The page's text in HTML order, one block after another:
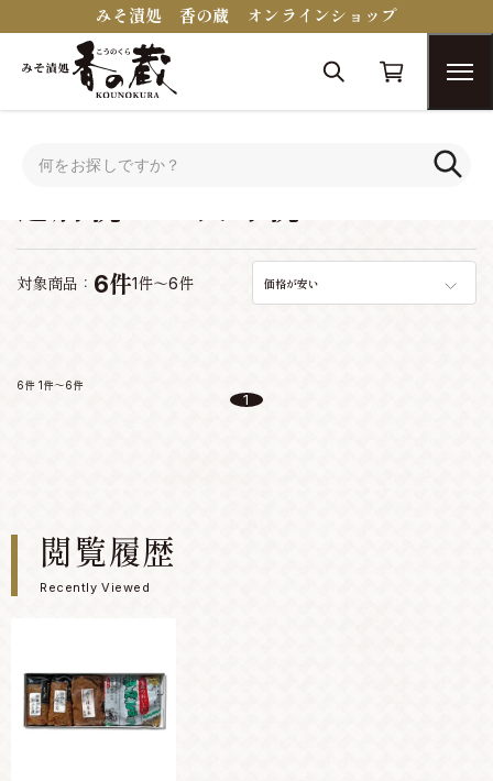
みそ漬処 香の蔵 オンラインショップ
対象商品： 6件1件～6件 価格が安い
6件 1件～6件
1
閲覧履歴
Recently Viewed